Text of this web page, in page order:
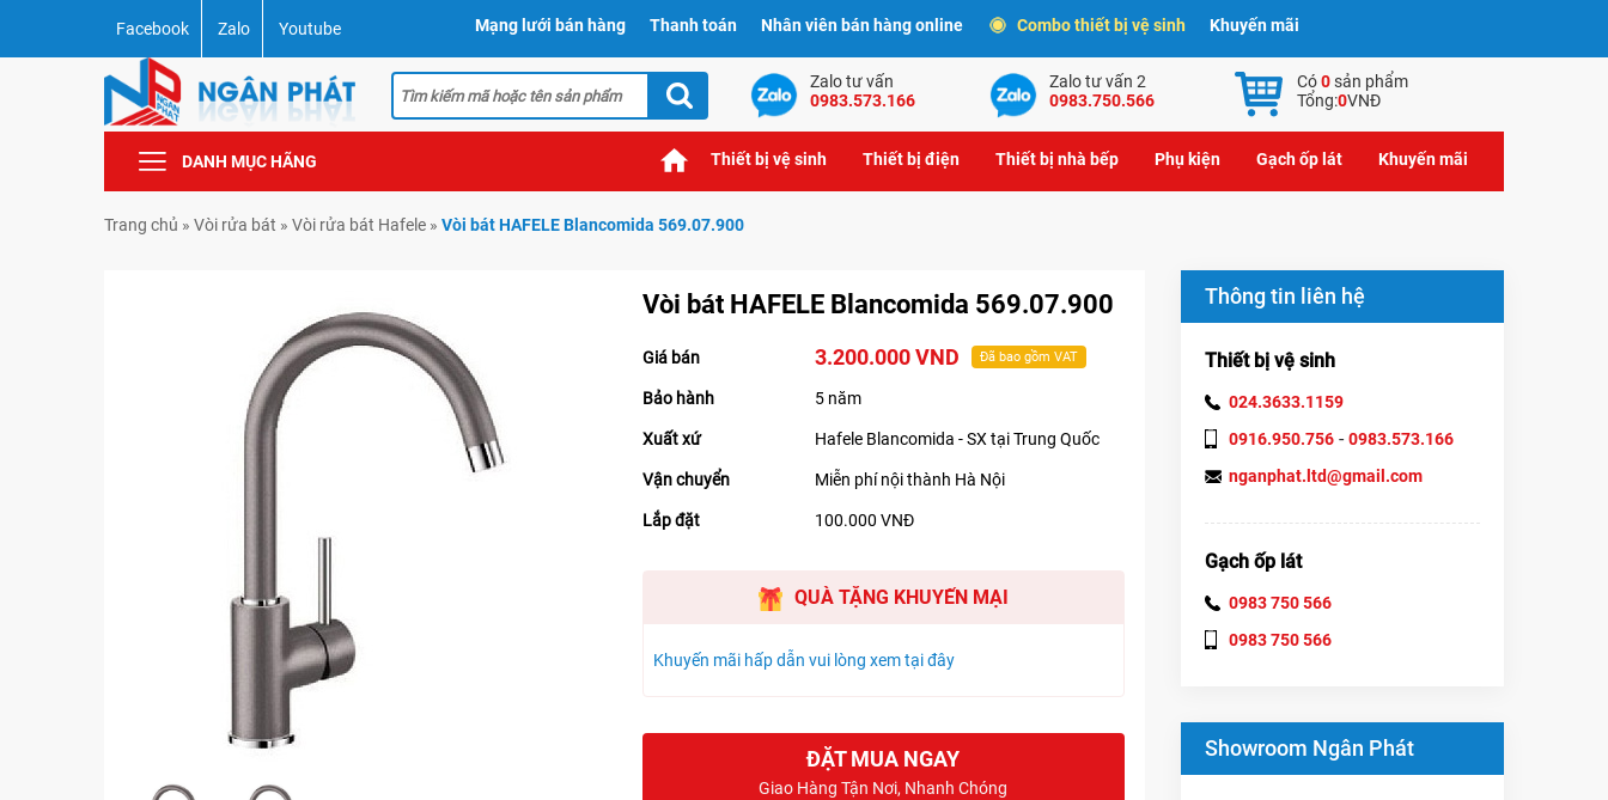
Facebook Zalo Youtube Mạng lưới bán hàng Thanh toán Nhân viên bán hàng online Combo thiết bị vệ sinh Khuyến mãi
Zalo tư vấn
0983.573.166
Zalo tư vấn 2
0983.750.566
Có0sản phẩm
Tổng:0VNĐ
DANH MỤC HÃNG Thiết bị vệ sinh Thiết bị điện Thiết bị nhà bếp Phụ kiện Gạch ốp lát Khuyến mãi
Trang chủ » Vòi rửa bát » Vòi rửa bát Hafele » Vòi bát HAFELE Blancomida 569.07.900
Vòi bát HAFELE Blancomida 569.07.900
Giá bán 3.200.000 VND Đã bao gồm VAT
Bảo hành 5 năm
Xuất xứ Hafele Blancomida - SX tại Trung Quốc
Vận chuyển Miễn phí nội thành Hà Nội
Lắp đặt 100.000 VNĐ
QUÀ TẶNG KHUYẾN MẠI
Khuyến mãi hấp dẫn vui lòng xem tại đây
ĐẶT MUA NGAY
Giao Hàng Tận Nơi, Nhanh Chóng
Thông tin liên hệ
Thiết bị vệ sinh
024.3633.1159
0916.950.756 - 0983.573.166
nganphat.ltd@gmail.com
Gạch ốp lát
0983 750 566
0983 750 566
Showroom Ngân Phát